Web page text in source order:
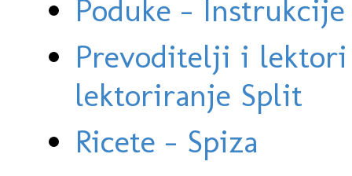
Poduke -
Prevoditelji i
lektoriranje Split
Ricete - Spiza